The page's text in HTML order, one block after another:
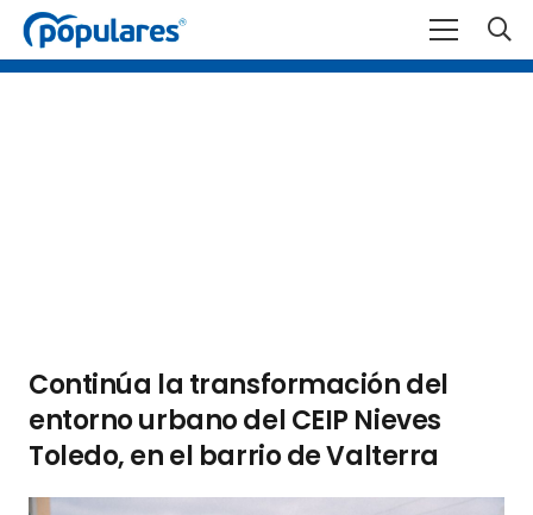
Continúa la transformación del
entorno urbano del CEIP Nieves
Toledo, en el barrio de Valterra